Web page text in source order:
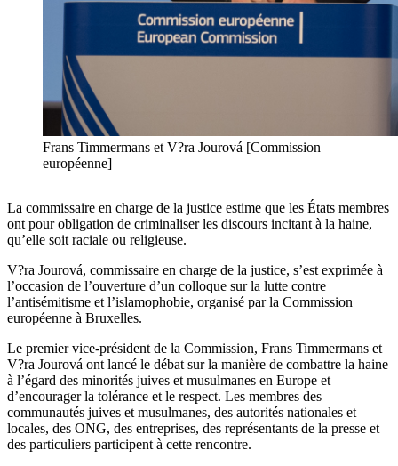
Frans Timmermans et V?ra Jourová [Commission
européenne]
La commissaire en charge de la justice estime que les États membres
ont pour obligation de criminaliser les discours incitant à la haine,
qu’elle soit raciale ou religieuse.
V?ra Jourová, commissaire en charge de la justice, s’est exprimée à
l’occasion de l’ouverture d’un colloque sur la lutte contre
l’antisémitisme et l’islamophobie, organisé par la Commission
européenne à Bruxelles.
Le premier vice-président de la Commission, Frans Timmermans et
V?ra Jourová ont lancé le débat sur la manière de combattre la haine
à l’égard des minorités juives et musulmanes en Europe et
d’encourager la tolérance et le respect. Les membres des
communautés juives et musulmanes, des autorités nationales et
locales, des ONG, des entreprises, des représentants de la presse et
des particuliers participent à cette rencontre.